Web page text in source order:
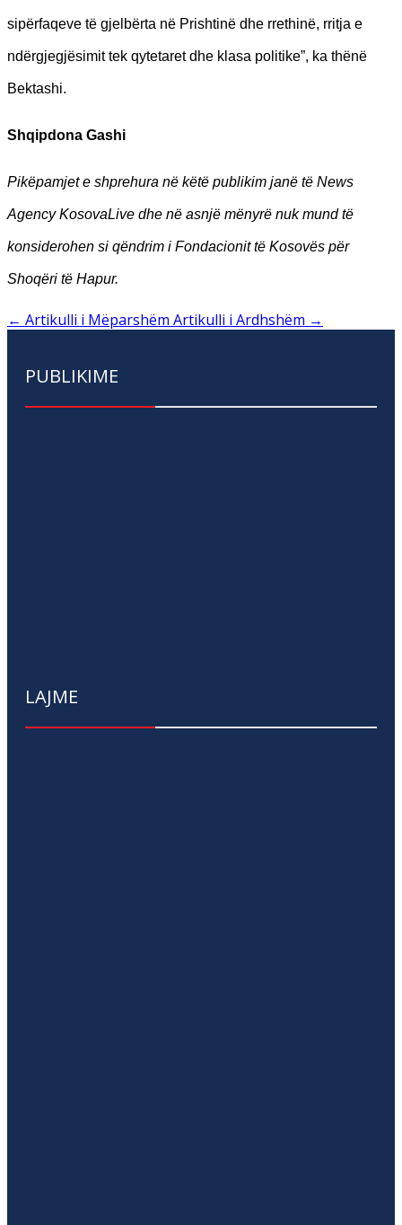
sipërfaqeve të gjelbërta në Prishtinë dhe rrethinë, rritja e
ndërgjegjësimit tek qytetaret dhe klasa politike”, ka thënë
Bektashi.
Shqipdona Gashi
Pikëpamjet e shprehura në këtë publikim janë të News
Agency KosovaLive dhe në asnjë mënyrë nuk mund të
konsiderohen si qëndrim i Fondacionit të Kosovës për
Shoqëri të Hapur.
← Artikulli i Mëparshëm Artikulli i Ardhshëm →
PUBLIKIME
LAJME